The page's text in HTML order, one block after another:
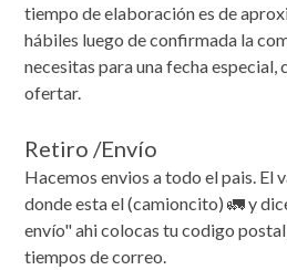
tiempo de elaboración es de
hábiles luego de confirmada la
necesitas para una fecha especial,
ofertar.
Retiro /Envío
Hacemos envios a todo el pais. El
donde esta el (camioncito) 🚛 y
envío" ahi colocas tu codigo
tiempos de correo.